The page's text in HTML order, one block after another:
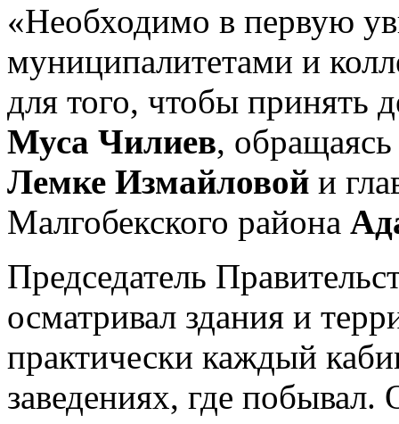
«Необходимо в первую
муниципалитетами и
для того, чтобы принять
Муса Чилиев,
Лемке Измайловой и
Малгобекского района
Председатель
осматривал здания и
практически каждый
заведениях, где